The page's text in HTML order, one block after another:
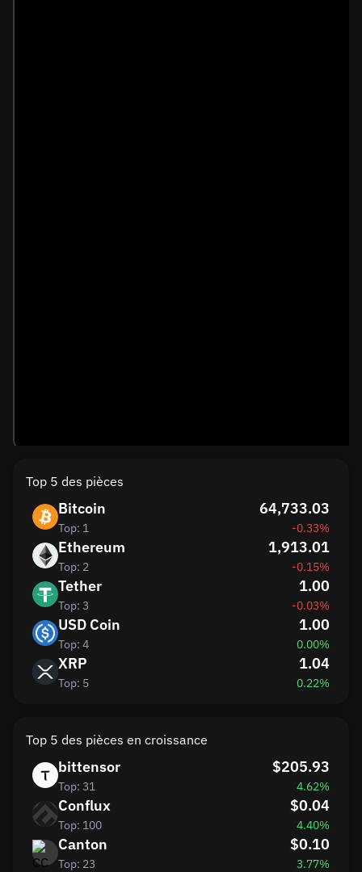
Top 5 des pièces
Bitcoin
Top: 1
64,733.03
-0.33%
Ethereum
Top: 2
1,913.01
-0.15%
Tether
Top: 3
1.00
-0.03%
USD Coin
Top: 4
1.00
0.00%
XRP
Top: 5
1.04
0.22%
Top 5 des pièces en croissance
bittensor
Top: 31
$205.93
4.62%
Conflux
Top: 100
$0.04
4.40%
Canton
Top: 23
$0.10
3.77%